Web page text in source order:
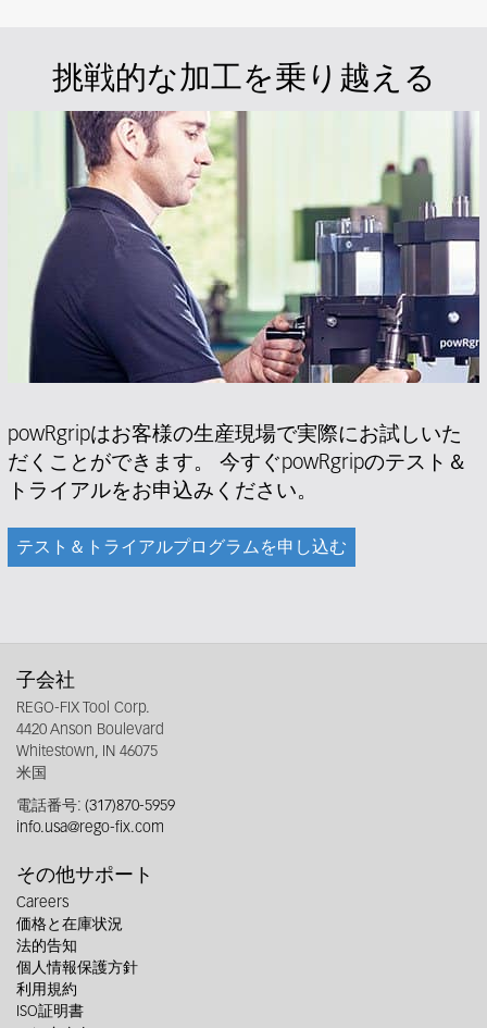
挑戦的な加工を乗り越える
powRgripはお客様の生産現場で実際にお試しいた
だくことができます。 今すぐpowRgripのテスト＆
トライアルをお申込みください。
テスト＆トライアルプログラムを申し込む
子会社
REGO-FIX Tool Corp.
4420 Anson Boulevard
Whitestown, IN 46075
米国
電話番号: (317)870-5959
info.usa@rego-fix.com
その他サポート
Careers
価格と在庫状況
法的告知
個人情報保護方針
利用規約
ISO証明書